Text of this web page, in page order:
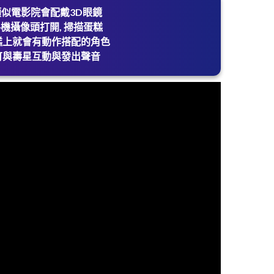
電影院會配戴3D眼鏡
攝像頭打開, 掃描蛋糕
上就會有動作搭配的角色
與壽星互動與發出聲音